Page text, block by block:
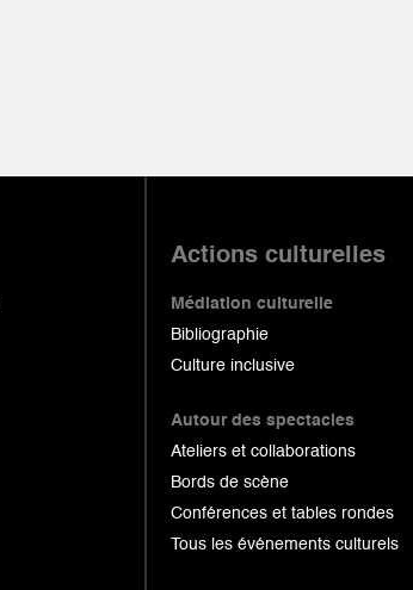
Actions culturelles
Médiation culturelle
Bibliographie
Culture inclusive
Autour des spectacles
Ateliers et collaborations
Bords de scène
Conférences et tables rondes
Tous les événements culturels